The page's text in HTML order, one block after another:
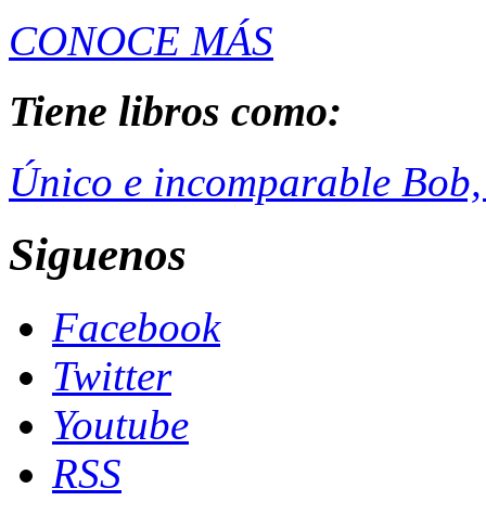
CONOCE MÁS
Tiene libros como:
Único e incomparable
Siguenos
Facebook
Twitter
Youtube
RSS